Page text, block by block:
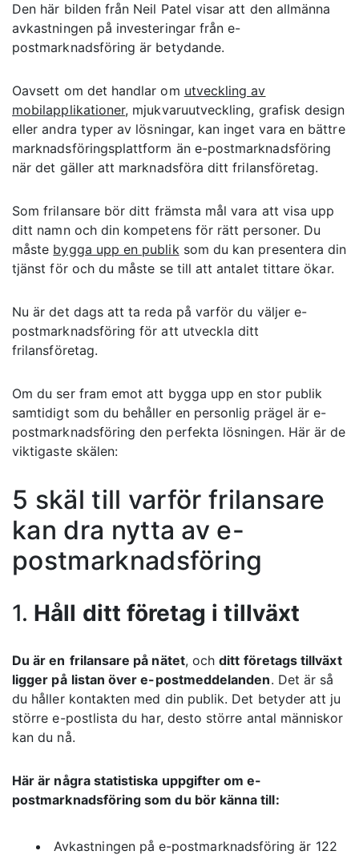
Den här bilden från Neil Patel visar att den allmänna
avkastningen på investeringar från e-
postmarknadsföring är betydande.
Oavsett om det handlar om utveckling av
mobilapplikationer, mjukvaruutveckling, grafisk design
eller andra typer av lösningar, kan inget vara en bättre
marknadsföringsplattform än e-postmarknadsföring
när det gäller att marknadsföra ditt frilansföretag.
Som frilansare bör ditt främsta mål vara att visa upp
ditt namn och din kompetens för rätt personer. Du
måste bygga upp en publiksom du kan presentera din
tjänst för och du måste se till att antalet tittare ökar.
Nu är det dags att ta reda på varför du väljer e-
postmarknadsföring för att utveckla ditt
frilansföretag.
Om du ser fram emot att bygga upp en stor publik
samtidigt som du behåller en personlig prägel är e-
postmarknadsföring den perfekta lösningen. Här är de
viktigaste skälen:
5 skäl till varför frilansare
kan dra nytta av e-
postmarknadsföring
1. Håll ditt företag i tillväxt
Du är en frilansare på nätet, ochditt företags tillväxt
ligger på listan över e-postmeddelanden. Det är så
du håller kontakten med din publik. Det betyder att ju
större e-postlista du har, desto större antal människor
kan du nå.
Här är några statistiska uppgifter om e-
postmarknadsföring som du bör känna till:
Avkastningen på e-postmarknadsföring är 122